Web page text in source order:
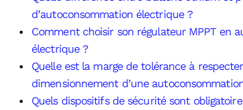
d’autoconsommation électrique ?
Comment choisir son régulateur MPPT en
électrique ?
Quelle est la marge de tolérance à
dimensionnement d’une
Quels dispositifs de sécurité sont